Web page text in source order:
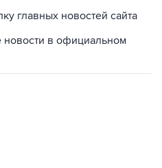
главных новостей сайта
новости в официальном